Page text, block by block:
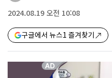
2024.08.19 오전 10:08
구글에서 뉴스1 즐겨찾기